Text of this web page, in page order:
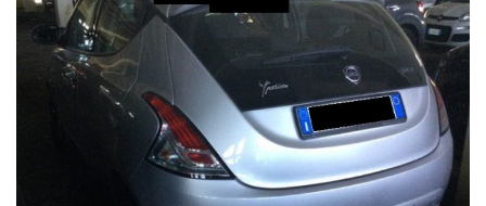
Siamo facilmente raggiungibili in pullman dalla stazione di Pesaro
o dalla stazione di Arezzo per il versante tirrenico.
I dettagli dei veicoli inseriti negli annunci dal sistema automatico
o dal nostro operatore potrebbero anche differire o presentare
qualche errore, pertanto ricordiamo che questo è solo un'annuncio
e prima dell'acquisto, vi invitiamo a verificare in sede di persona
sia la correttezza dei dettagli, lo stato dell'auto se volete anche